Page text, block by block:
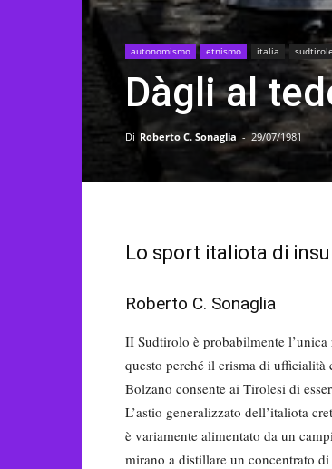
autonomismo etnismo italia
Dàgli al
Di Roberto C. Sonaglia - 29/07/1981
Lo sport italiota di
Roberto C. Sonaglia
II Sudtirolo è probabilmente
questo perché il crisma di
Bolzano consente ai Tirolesi di
L’astio generalizzato dell’italiota
è variamente alimentato da un
mirano a distillare un concentrato